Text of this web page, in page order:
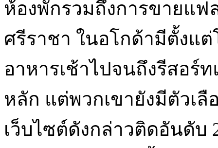
ห้องพักรวมถึงการขายแ
ศรีราชา ในอโกด้ามีตั้งแ
อาหารเช้าไปจนถึงรีสอร์
หลัก แต่พวกเขายังมีตัวเ
เว็บไซต์ดังกล่าวติดอันดั